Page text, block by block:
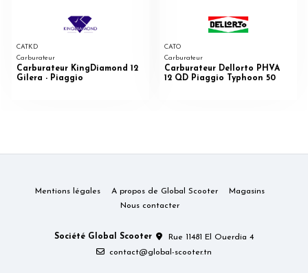
CATKD
Carburateur
Carburateur KingDiamond 12
Gilera - Piaggio
CATO
Carburateur
Carburateur Dellorto PHVA
12 QD Piaggio Typhoon 50
Mentions légales A propos de Global Scooter
Magasins
Nous contacter
Société Global Scooter
Rue 11481 El Ouerdia 4
contact@global-scooter.tn